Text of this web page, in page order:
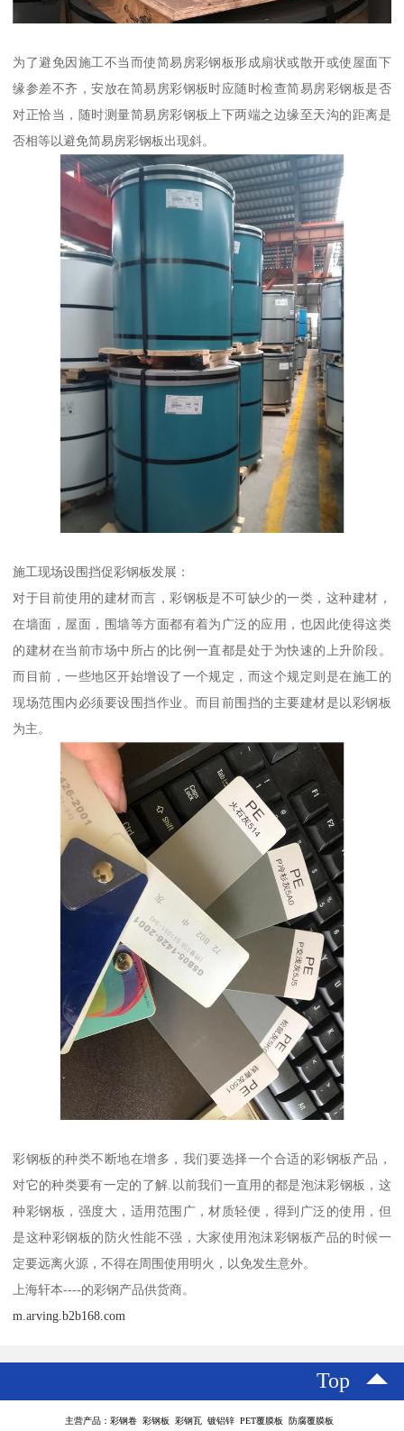
为了避免因施工不当而使简易房彩钢板形成扇状或散开或使屋面下
缘参差不齐，安放在简易房彩钢板时应随时检查简易房彩钢板是否
对正恰当，随时测量简易房彩钢板上下两端之边缘至天沟的距离是
否相等以避免简易房彩钢板出现斜。
施工现场设围挡促彩钢板发展：
对于目前使用的建材而言，彩钢板是不可缺少的一类，这种建材，
在墙面，屋面，围墙等方面都有着为广泛的应用，也因此使得这类
的建材在当前市场中所占的比例一直都是处于为快速的上升阶段。
而目前，一些地区开始增设了一个规定，而这个规定则是在施工的
现场范围内必须要设围挡作业。而目前围挡的主要建材是以彩钢板
为主。
彩钢板的种类不断地在增多，我们要选择一个合适的彩钢板产品，
对它的种类要有一定的了解.以前我们一直用的都是泡沫彩钢板，这
种彩钢板，强度大，适用范围广，材质轻便，得到广泛的使用，但
是这种彩钢板的防火性能不强，大家使用泡沫彩钢板产品的时候一
定要远离火源，不得在周围使用明火，以免发生意外。
上海轩本----的彩钢产品供货商。
m.arving.b2b168.com
Top
主营产品：彩钢卷 彩钢板 彩钢瓦 镀铝锌 PET覆膜板 防腐覆膜板